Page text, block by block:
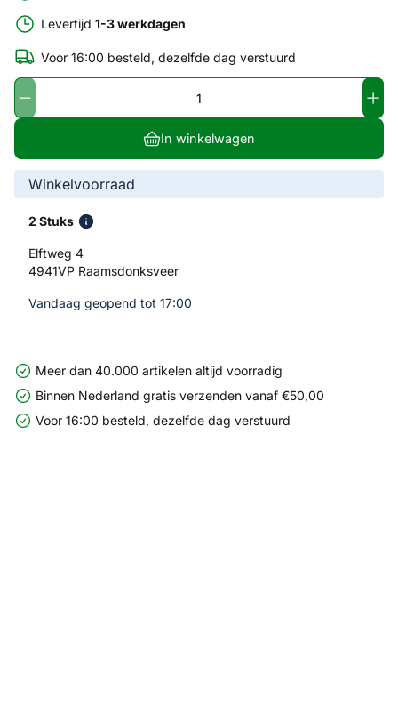
Levertijd 1-3 werkdagen
Voor 16:00 besteld, dezelfde dag verstuurd
In winkelwagen
Winkelvoorraad
2 Stuks
Elftweg 4
4941VP Raamsdonksveer
Vandaag geopend tot 17:00
Meer dan 40.000 artikelen altijd voorradig
Binnen Nederland gratis verzenden vanaf €50,00
Voor 16:00 besteld, dezelfde dag verstuurd